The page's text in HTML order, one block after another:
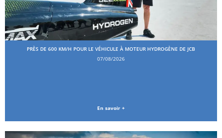
PRÈS DE 600 KM/H POUR LE VÉHICULE À MOTEUR HYDROGÈNE DE JCB
07/08/2026
En savoir +